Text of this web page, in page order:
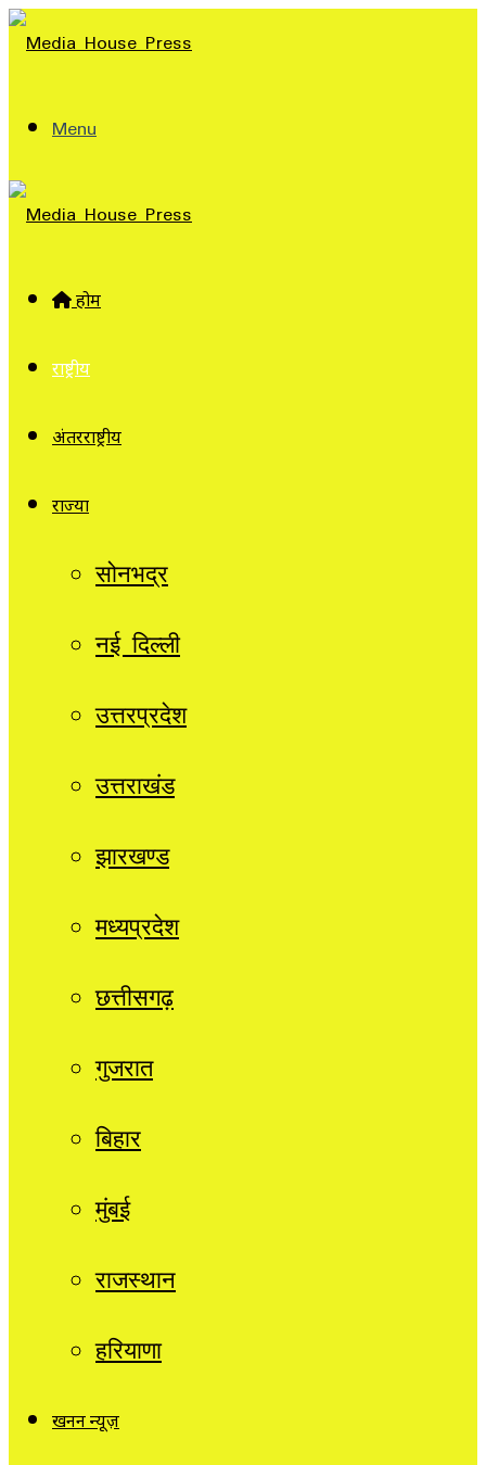
Menu
होम
राष्ट्रीय
अंतरराष्ट्रीय
राज्यों
सोनभद्र
नई दिल्ली
उत्तरप्रदेश
उत्तराखंड
झारखण्ड
मध्यप्रदेश
छत्तीसगढ़
गुजरात
बिहार
मुंबई
राजस्थान
हरियाणा
खनन न्यूज़